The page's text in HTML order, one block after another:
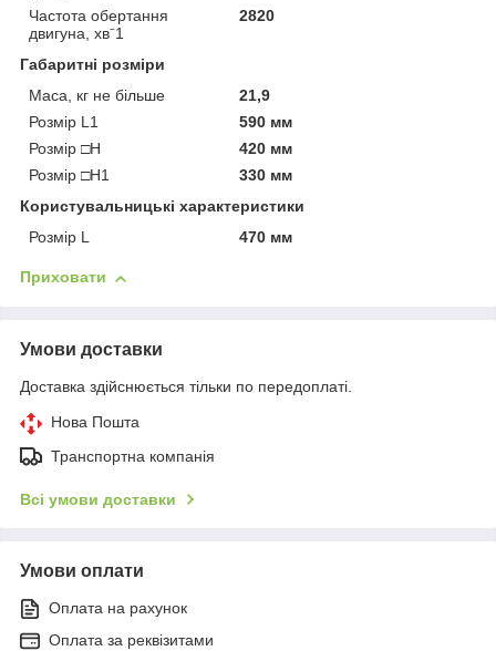
Частота обертання
двигуна, хв⁻1
2820
Габаритні розміри
Маса, кг не більше
21,9
Розмір L1
590 мм
Розмір □H
420 мм
Розмір □H1
330 мм
Користувальницькі характеристики
Розмір L
470 мм
Приховати
Умови доставки
Доставка здійснюється тільки по передоплаті.
Нова Пошта
Транспортна компанія
Всі умови доставки
Умови оплати
Оплата на рахунок
Оплата за реквізитами